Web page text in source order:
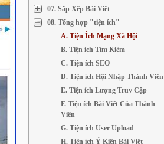
07. Sắp Xếp Bài Viết
08. Tổng hợp "tiện ích"
A. Tiện Ích Mạng Xã Hội
B. Tiện ích Tìm Kiếm
C. Tiện ích SEO
D. Tiện ích Hội Nhập Thành Viên
E. Tiện ích Lượng Truy Cập
F. Tiện ích Bài Viết Của Thành
Viên
G. Tiện ích User Upload
H. Tiện ích Ý Kiến Bài Viết